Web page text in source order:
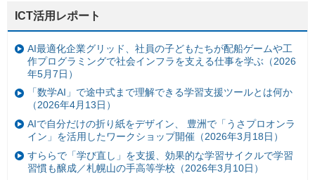
ICT活用レポート
AI最適化企業グリッド、社員の子どもたちが配船ゲームや工
作プログラミングで社会インフラを支える仕事を学ぶ（2026
年5月7日）
「数学AI」で途中式まで理解できる学習支援ツールとは何か
（2026年4月13日）
AIで自分だけの折り紙をデザイン、 豊洲で「うさプロオンラ
イン」を活用したワークショップ開催（2026年3月18日）
すららで「学び直し」を支援、効果的な学習サイクルで学習
習慣も醸成／札幌山の手高等学校（2026年3月10日）